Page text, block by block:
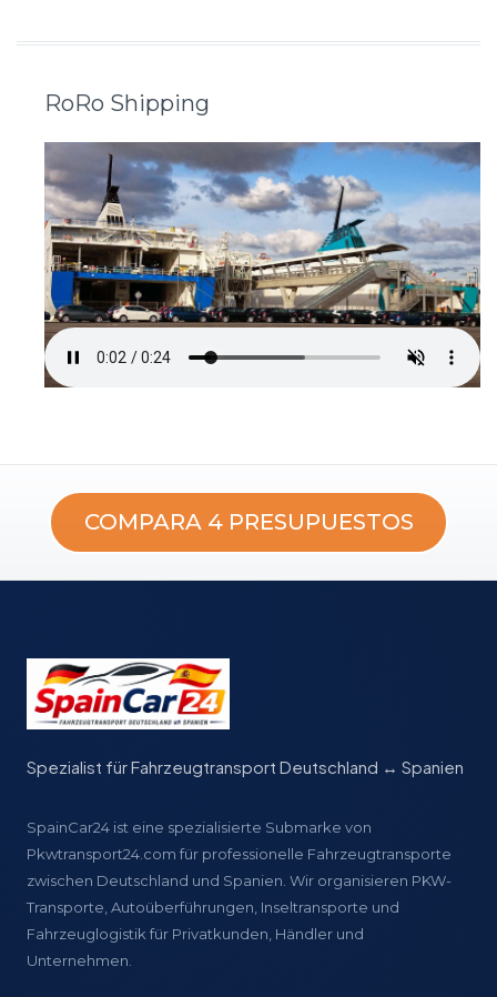
RoRo Shipping
COMPARA 4 PRESUPUESTOS
Spezialist für Fahrzeugtransport Deutschland ↔ Spanien
SpainCar24 ist eine spezialisierte Submarke von
Pkwtransport24.com für professionelle Fahrzeugtransporte
zwischen Deutschland und Spanien. Wir organisieren PKW-
Transporte, Autoüberführungen, Inseltransporte und
Fahrzeuglogistik für Privatkunden, Händler und
Unternehmen.